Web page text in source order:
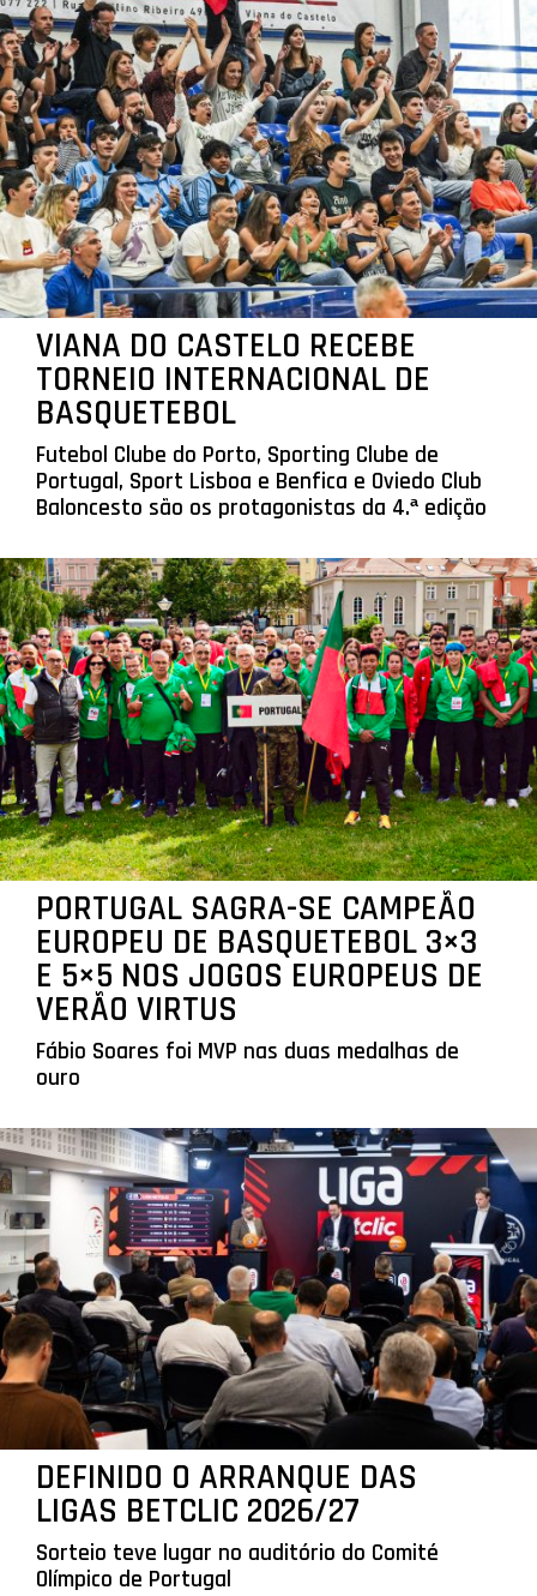
VIANA DO CASTELO RECEBE
TORNEIO INTERNACIONAL DE
BASQUETEBOL
Futebol Clube do Porto, Sporting Clube de
Portugal, Sport Lisboa e Benfica e Oviedo Club
Baloncesto são os protagonistas da 4.ª edição
PORTUGAL SAGRA-SE CAMPEÃO
EUROPEU DE BASQUETEBOL 3×3
E 5×5 NOS JOGOS EUROPEUS DE
VERÃO VIRTUS
Fábio Soares foi MVP nas duas medalhas de
ouro
DEFINIDO O ARRANQUE DAS
LIGAS BETCLIC 2026/27
Sorteio teve lugar no auditório do Comité
Olímpico de Portugal